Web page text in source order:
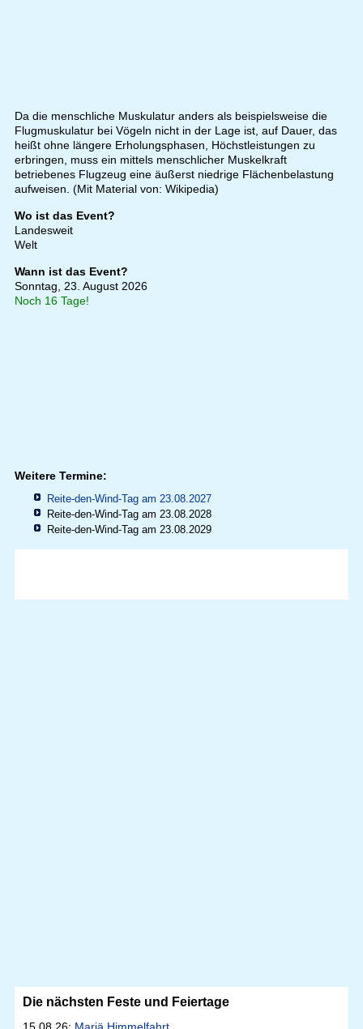
Da die menschliche Muskulatur anders als beispielsweise die
Flugmuskulatur bei Vögeln nicht in der Lage ist, auf Dauer, das
heißt ohne längere Erholungsphasen, Höchstleistungen zu
erbringen, muss ein mittels menschlicher Muskelkraft
betriebenes Flugzeug eine äußerst niedrige Flächenbelastung
aufweisen. (Mit Material von: Wikipedia)
Wo ist das Event?
Landesweit
Welt
Wann ist das Event?
Sonntag, 23. August 2026
Noch 16 Tage!
Weitere Termine:
Reite-den-Wind-Tag am 23.08.2027
Reite-den-Wind-Tag am 23.08.2028
Reite-den-Wind-Tag am 23.08.2029
Die nächsten Feste und Feiertage